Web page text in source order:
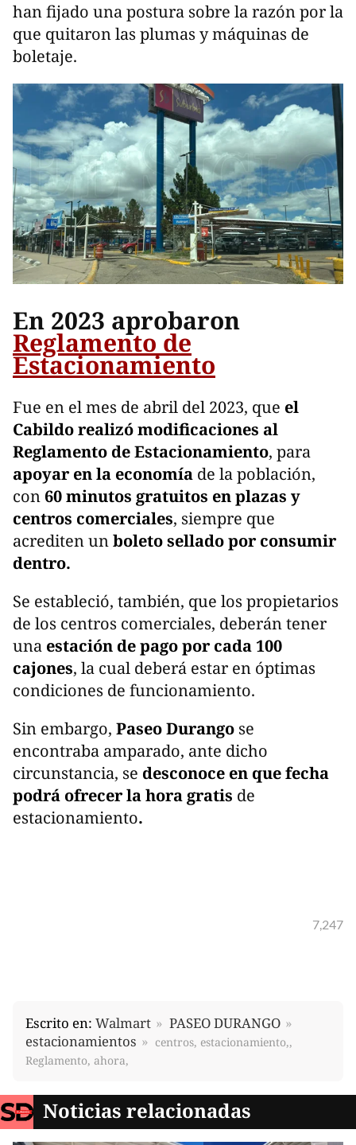
han fijado una postura sobre la razón por la
que quitaron las plumas y máquinas de
boletaje.
En 2023 aprobaron
Reglamento de
Estacionamiento
Fue en el mes de abril del 2023, que el
Cabildo realizó modificaciones al
Reglamento de Estacionamiento, para
apoyar en la economía de la población,
con 60 minutos gratuitos en plazas y
centros comerciales, siempre que
acrediten unboleto sellado por consumir
dentro.
Se estableció, también, que los propietarios
de los centros comerciales, deberán tener
una estación de pago por cada 100
cajones, la cual deberá estar en óptimas
condiciones de funcionamiento.
Sin embargo, Paseo Durango se
encontraba amparado, ante dicho
circunstancia, se desconoce en que fecha
podrá ofrecer la hora gratis de
estacionamiento.
7,247
Escrito en: Walmart
PASEO DURANGO
estacionamientos
centros, estacionamiento,,
Reglamento, ahora,
Noticias relacionadas